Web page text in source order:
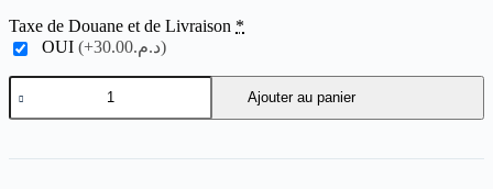
Taxe de Douane et de Livraison *
OUI
(+د.م.30.00)
quantité
de
Fulham
Ajouter au panier